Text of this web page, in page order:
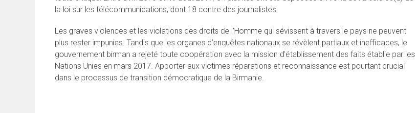
la loi sur les télécommunications, dont 18 contre des journalistes.
Les graves violences et les violations des droits de l’Homme qui sévissent à travers le pays ne peuvent
plus rester impunies. Tandis que les organes d’enquêtes nationaux se révèlent partiaux et inefficaces, le
gouvernement birman a rejeté toute coopération avec la mission d’établissement des faits établie par les
Nations Unies en mars 2017. Apporter aux victimes réparations et reconnaissance est pourtant crucial
dans le processus de transition démocratique de la Birmanie.